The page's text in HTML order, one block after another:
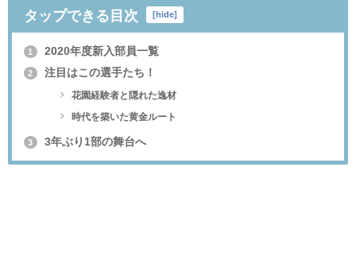
タップできる目次 [hide]
1 2020年度新入部員一覧
2 注目はこの選手たち！
花園経験者と隠れた逸材
時代を築いた黄金ルート
3 3年ぶり1部の舞台へ